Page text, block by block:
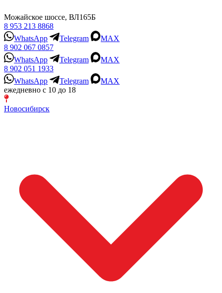
Можайское шоссе, ВЛ165Б
8 953 213 8868
WhatsApp
Telegram
MAX
8 902 067 0857
WhatsApp
Telegram
MAX
8 902 051 1933
WhatsApp
Telegram
MAX
ежедневно с 10 до 18
Новосибирск